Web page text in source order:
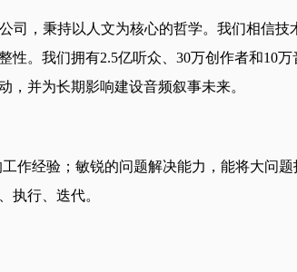
司，秉持以人文为核心的哲学。我们相信
性。我们拥有2.5亿听众、30万创作者和10
，并为长期影响建设音频叙事未来。
作经验；敏锐的问题解决能力，能将大问
执行、迭代。